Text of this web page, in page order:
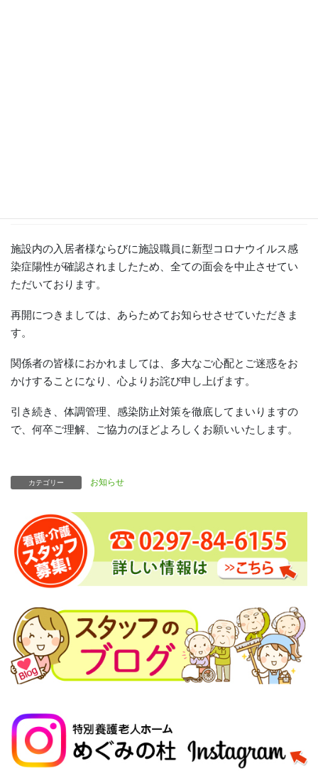
施設内の入居者様ならびに施設職員に新型コロナウイルス感
染症陽性が確認されましたため、全ての面会を中止させてい
ただいております。
再開につきましては、あらためてお知らせさせていただきま
す。
関係者の皆様におかれましては、多大なご心配とご迷惑をお
かけすることになり、心よりお詫び申し上げます。
引き続き、体調管理、感染防止対策を徹底してまいりますの
で、何卒ご理解、ご協力のほどよろしくお願いいたします。
カテゴリー お知らせ